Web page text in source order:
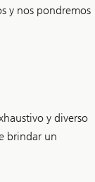
y nos pondremos
y diverso
brindar un